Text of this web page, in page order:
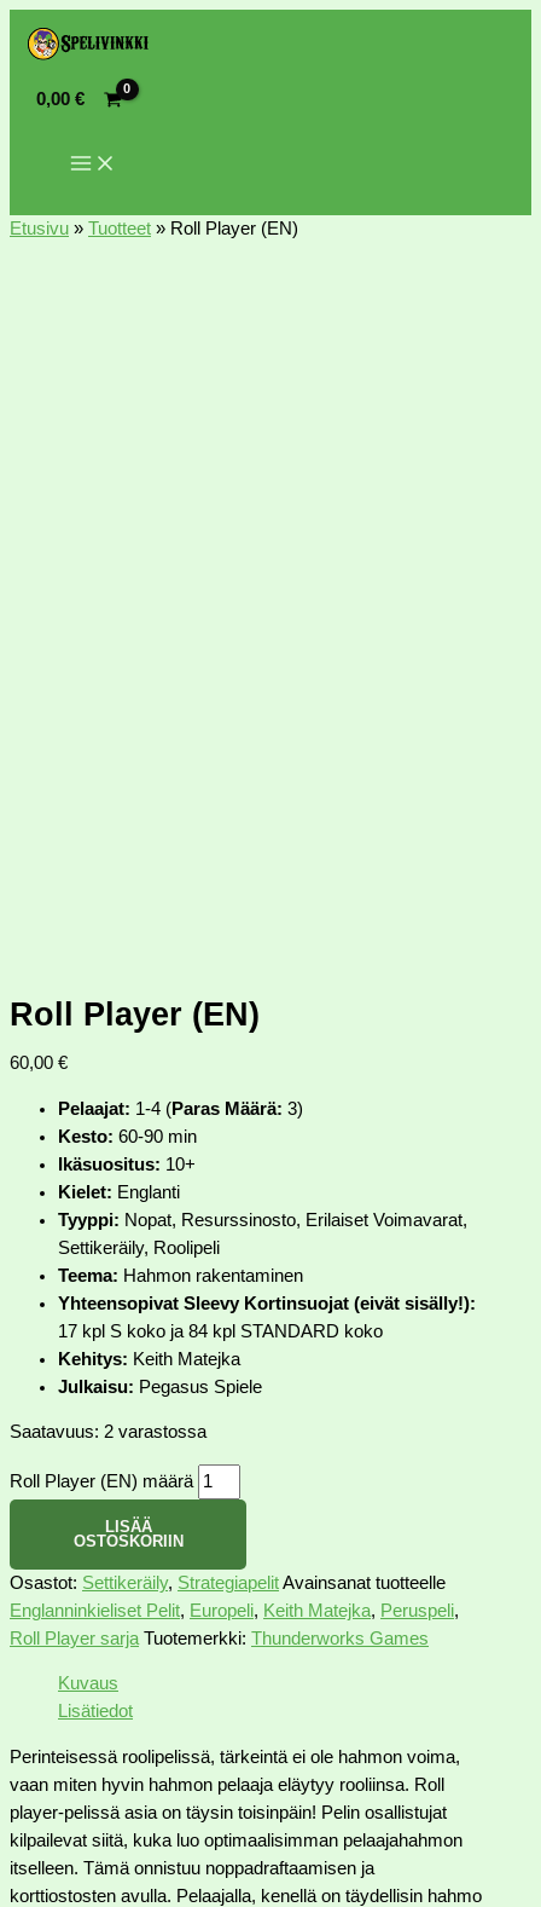
0,00€
Etusivu » Tuotteet » Roll Player (EN)
Roll Player (EN)
60,00 €
Pelaajat: 1-4 (Paras Määrä: 3)
Kesto: 60-90 min
Ikäsuositus: 10+
Kielet: Englanti
Tyyppi: Nopat, Resurssinosto, Erilaiset Voimavarat,
Settikeräily, Roolipeli
Teema: Hahmon rakentaminen
Yhteensopivat Sleevy Kortinsuojat (eivät sisälly!):
17 kpl S koko ja 84 kpl STANDARD koko
Kehitys: Keith Matejka
Julkaisu: Pegasus Spiele
Saatavuus: 2 varastossa
Roll Player (EN) määrä
LISÄÄ
OSTOSKORIIN
Osastot: Settikeräily, StrategiapelitAvainsanat tuotteelle
Englanninkieliset Pelit, Europeli, Keith Matejka, Peruspeli,
Roll Player sarja Tuotemerkki: Thunderworks Games
Kuvaus
Lisätiedot
Perinteisessä roolipelissä, tärkeintä ei ole hahmon voima,
vaan miten hyvin hahmon pelaaja eläytyy rooliinsa. Roll
player-pelissä asia on täysin toisinpäin! Pelin osallistujat
kilpailevat siitä, kuka luo optimaalisimman pelaajahahmon
itselleen. Tämä onnistuu noppadraftaamisen ja
korttiostosten avulla. Pelaajalla, kenellä on täydellisin hahmo